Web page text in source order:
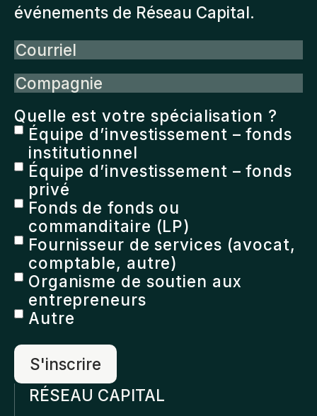
événements de Réseau Capital.
Courriel
Compagnie
Quelle est votre spécialisation ?
Équipe d’investissement – fonds
institutionnel
Équipe d’investissement – fonds
privé
Fonds de fonds ou
commanditaire (LP)
Fournisseur de services (avocat,
comptable, autre)
Organisme de soutien aux
entrepreneurs
Autre
RÉSEAU CAPITAL